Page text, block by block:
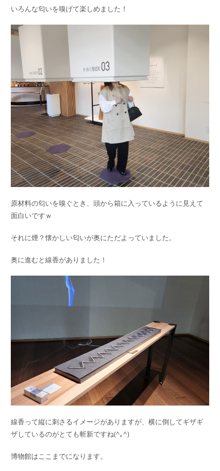
いろんな匂いを嗅げて楽しめました！
原材料の匂いを嗅ぐとき、頭から箱に入っているように見えて
面白いですｗ
それに煙？懐かしい匂いが奥にただよっていました。
奥に進むと線香がありました！
線香って縦に刺さるイメージがありますが、横に倒してギザギ
ザしているのがとても斬新ですね(^｡^)
博物館はここまでになります。